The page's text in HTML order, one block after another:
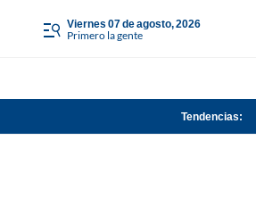
viernes 07 de agosto, 2026
Primero la gente
Tendencias: